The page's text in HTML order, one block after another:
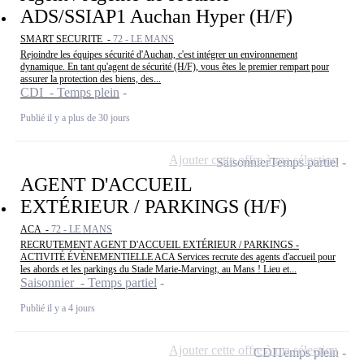
ADS/SSIAP1 Auchan Hyper (H/F)
SMART SECURITE - 72 - LE MANS
Rejoindre les équipes sécurité d'Auchan, c'est intégrer un environnement
dynamique. En tant qu'agent de sécurité (H/F), vous êtes le premier rempart pour
assurer la protection des biens, des...
CDI - Temps plein
Publié il y a plus de 30 jours
AGENT D'ACCUEIL
EXTÉRIEUR / PARKINGS (H/F)
ACA - 72 - LE MANS
RECRUTEMENT AGENT D'ACCUEIL EXTÉRIEUR / PARKINGS -
ACTIVITÉ ÉVÈNEMENTIELLE ACA Services recrute des agents d'accueil pour
les abords et les parkings du Stade Marie-Marvingt, au Mans ! Lieu et...
Saisonnier - Temps partiel
Publié il y a 4 jours
SaisonnierTemps partiel
Ajouter cette offre à ma sélection
CDITemps plein
Ajouter cette offre à ma sélection